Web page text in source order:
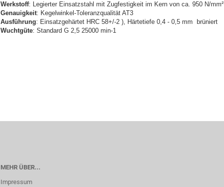
Werkstoff: Legierter Einsatzstahl mit Zugfestigkeit im Kern von ca. 950 N/mm²
Genauigkeit: Kegelwinkel-Toleranzqualität AT3
Ausführung: Einsatzgehärtet HRC 58+/-2 ), Härtetiefe 0,4 - 0,5 mm brüniert
Wuchtgüte: Standard G 2,5 25000 min-1
MEHR ÜBER...
Impressum